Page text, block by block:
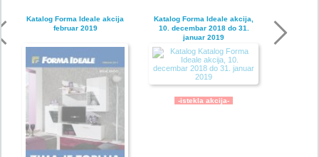
Katalog Forma Ideale akcija
februar 2019
Katalog Forma Ideale akcija,
10. decembar 2018 do 31.
januar 2019
-istekla akcija-